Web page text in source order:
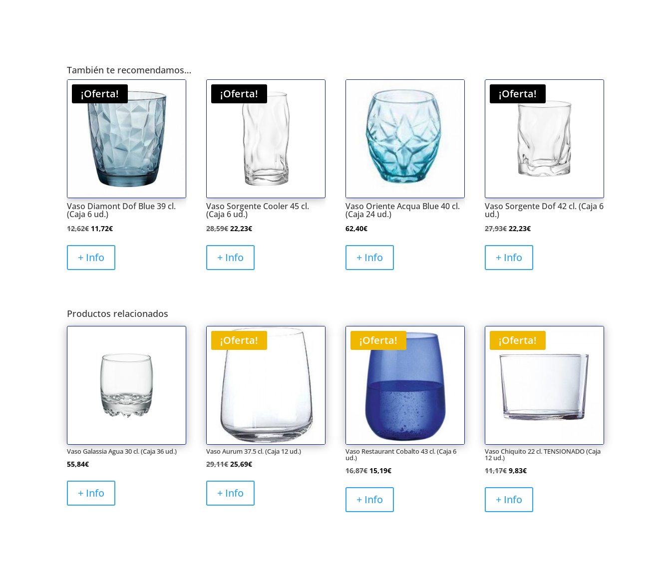
También te recomendamos…
¡Oferta!
Vaso Diamont Dof Blue 39 cl.
(Caja 6 ud.)
12,62€ El
original
era:
11,72€El
es:
+ Info
¡Oferta!
Vaso Sorgente Cooler 45 cl.
(Caja 6 ud.)
28,59€El
original
era:
22,23€El
es:
+ Info
Vaso Oriente Acqua Blue 40 cl.
(Caja 24 ud.)
62,40€
+ Info
¡Oferta!
Vaso Sorgente Dof 42 cl. (Caja 6
ud.)
27,93€El
original
era:
22,23€El
es:
+ Info
Productos relacionados
Vaso Galassia Agua 30 cl. (Caja 36 ud.)
55,84€
+ Info
¡Oferta!
Vaso Aurum 37.5 cl. (Caja 12 ud.)
29,11€El
original
era:
25,69€El
es:
+ Info
¡Oferta!
Vaso Restaurant Cobalto 43 cl. (Caja 6
ud.)
16,87€ El
original
era:
15,19€El
es:
+ Info
¡Oferta!
Vaso Chiquito 22 cl. TENSIONADO (Caja
12 ud.)
11,17€El
original
era:
9,83€El
es:
+ Info